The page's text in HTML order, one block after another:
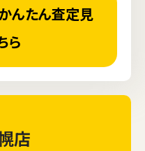
んたん査定見
ら
店